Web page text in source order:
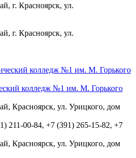
г. Красноярск, ул.
г. Красноярск, ул.
колледж №1 им. М. Горького
Красноярск, ул. Урицкого, дом
211-00-84, +7 (391) 265-15-82, +7
Красноярск, ул. Урицкого, дом